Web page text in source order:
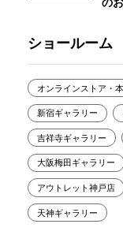
ショールーム
オンラインストア・
新宿ギャラリー
吉祥寺ギャラリー
大阪梅田ギャラリー
アウトレット神戸店
天神ギャラリー